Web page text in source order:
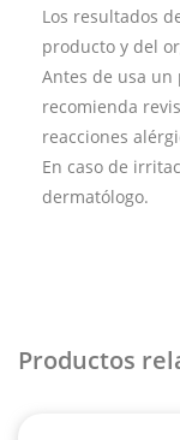
Los resultados
producto y del
Antes de usa un
recomienda
reacciones
En caso de
dermatólogo.
Productos